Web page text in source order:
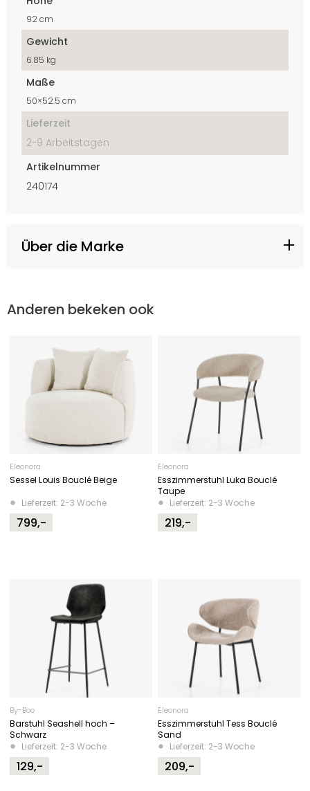
92 cm
Gewicht
6.85 kg
Maße
50×52.5 cm
Lieferzeit
2-9 Arbeitstagen
Artikelnummer
240174
Über die Marke
Anderen bekeken ook
Eleonora
Sessel Louis Bouclé Beige
Lieferzeit: 2-3 Woche
799,-
Eleonora
Esszimmerstuhl Luka Bouclé
Taupe
Lieferzeit: 2-3 Woche
219,-
By-Boo
Barstuhl Seashell hoch –
Schwarz
Lieferzeit: 2-3 Woche
129,-
Eleonora
Esszimmerstuhl Tess Bouclé
Sand
Lieferzeit: 2-3 Woche
209,-